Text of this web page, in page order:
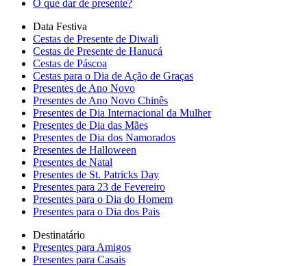
O que dar de presente?
Data Festiva
Cestas de Presente de Diwali
Cestas de Presente de Hanucá
Cestas de Páscoa
Cestas para o Dia de Ação de Graças
Presentes de Ano Novo
Presentes de Ano Novo Chinês
Presentes de Dia Internacional da Mulher
Presentes de Dia das Mães
Presentes de Dia dos Namorados
Presentes de Halloween
Presentes de Natal
Presentes de St. Patricks Day
Presentes para 23 de Fevereiro
Presentes para o Dia do Homem
Presentes para o Dia dos Pais
Destinatário
Presentes para Amigos
Presentes para Casais